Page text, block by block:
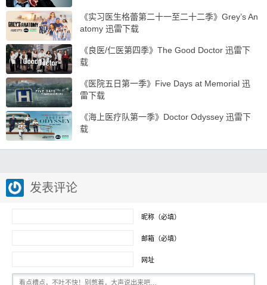
《实习医生格蕾第二十一至二十二季》Grey’s An
atomy 迅雷下载
《良医/仁医第四季》The Good Doctor 迅雷下
载
《医院五日第一季》Five Days at Memorial 迅
雷下载
《海上医疗队第一季》Doctor Odyssey 迅雷下
载
发表评论
昵称（必填）
邮箱（必填）
网址